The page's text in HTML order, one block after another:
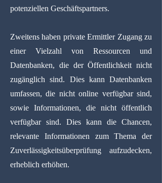
potenziellen Geschäftspartners.
Zweitens haben private Ermittler Zugang zu
einer Vielzahl von Ressourcen und
Datenbanken, die der Öffentlichkeit nicht
zugänglich sind. Dies kann Datenbanken
umfassen, die nicht online verfügbar sind,
sowie Informationen, die nicht öffentlich
verfügbar sind. Dies kann die Chancen,
relevante Informationen zum Thema der
Zuverlässigkeitsüberprüfung aufzudecken,
erheblich erhöhen.